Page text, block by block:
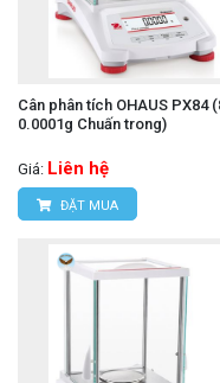
Cân phân tích OHAUS PX84
0.0001g Chuấn trong)
Giá: Liên hệ
ĐẶT MUA